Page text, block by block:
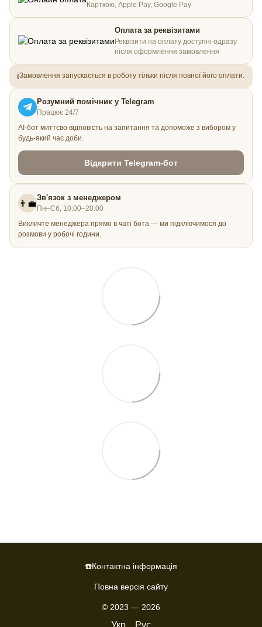
Карткою, Apple Pay, Google Pay
Оплата за реквізитами
Реквізити на оплату доступні одразу
після оформлення замовлення
ℹ️Замовлення запускається в роботу тільки після повної його оплати.
Розумний помічник у Telegram
Працює 24/7
AI-бот миттєво відповість на запитання та допоможе з вибором у
будь-який час доби.
Відкрити Telegram-бот
👨‍💼
Зв'язок з менеджером
Пн–Сб, 10:00–20:00
Викличте менеджера прямо в чаті бота — ми підключимося до
розмови у робочі години.
☎️Контактна інформація
Повна версія сайту
© 2023 — 2026
Укр Рус